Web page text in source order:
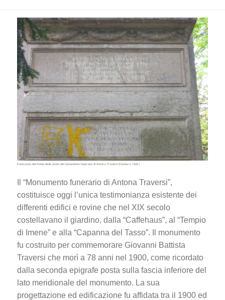
Particolare del fronte dedicatorio del monumento funerario di Antona Traversi (Fototeca ISAL)
Il “Monumento funerario di Antona Traversi”,
costituisce oggi l’unica testimonianza esistente dei
differenti edifici e rovine che nel XIX secolo
costellavano il giardino, dalla “Caffehaus”, al “Tempio
di Imene” e alla “Capanna del Tasso”. Il monumento
fu costruito per commemorare Giovanni Battista
Traversi che morì a 78 anni nel 1900, come ricordato
dalla seconda epigrafe posta sulla fascia inferiore del
lato meridionale del monumento. La sua
progettazione ed edificazione fu affidata tra il 1900 ed